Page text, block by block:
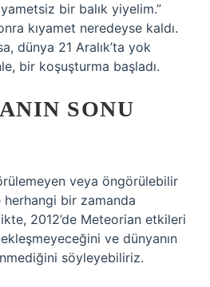
bir balık yiyelim.”
kıyamet neredeyse kaldı.
dünya 21 Aralık’ta yok
bir koşuşturma başladı.
SONU
veya öngörülebilir
bir zamanda
2012’de Meteorian etkileri
ve dünyanın
söyleyebiliriz.